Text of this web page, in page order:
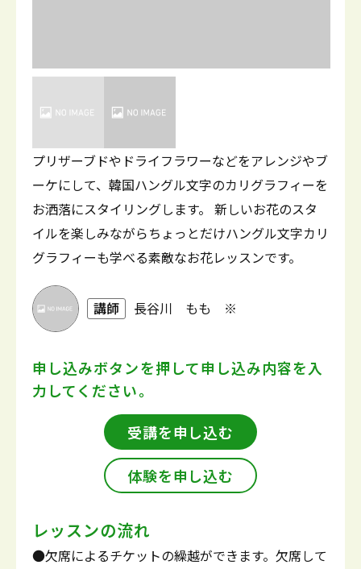
プリザーブドやドライフラワーなどをアレンジやブ
ーケにして、韓国ハングル文字のカリグラフィーを
お洒落にスタイリングします。 新しいお花のスタ
イルを楽しみながらちょっとだけハングル文字カリ
グラフィーも学べる素敵なお花レッスンです。
講師 長谷川 もも ※
申し込みボタンを押して申し込み内容を入
力してください。
受講を申し込む
体験を申し込む
レッスンの流れ
●欠席によるチケットの繰越ができます。欠席して